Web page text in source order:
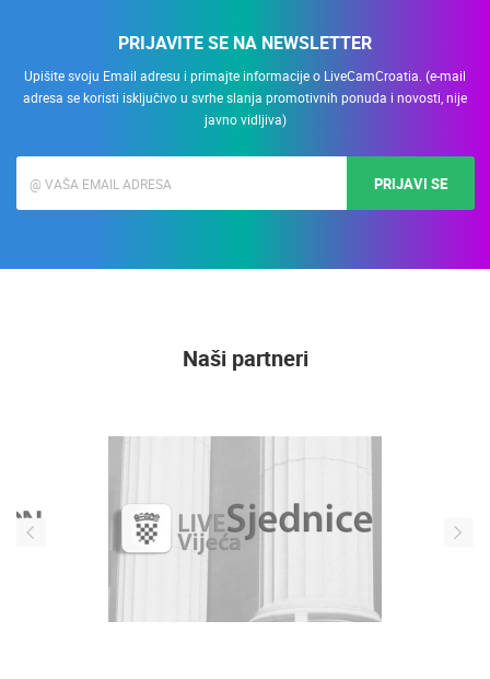
PRIJAVITE SE NA NEWSLETTER
Upišite svoju Email adresu i primajte informacije o LiveCamCroatia. (e-mail
adresa se koristi isključivo u svrhe slanja promotivnih ponuda i novosti, nije
javno vidljiva)
PRIJAVI SE
Naši partneri